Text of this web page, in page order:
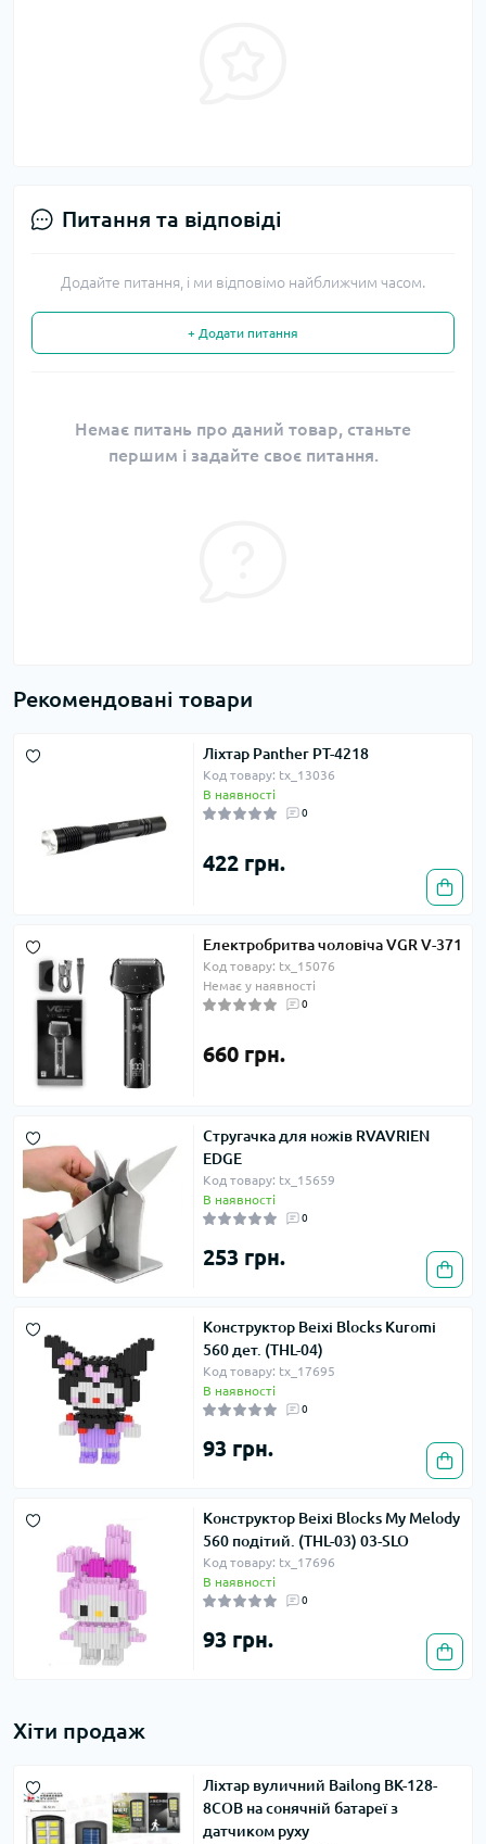
Питання та відповіді
Додайте питання, і ми відповімо найближчим часом.
+ Додати питання
Немає питань про даний товар, станьте
першим і задайте своє питання.
Рекомендовані товари
Ліхтар Panther PT-4218
Код товару: tx_13036
В наявності
0
422 грн.
Електробритва чоловіча VGR V-371
Код товару: tx_15076
Немає у наявності
0
660 грн.
Стругачка для ножів RVAVRIEN
EDGE
Код товару: tx_15659
В наявності
0
253 грн.
Конструктор Beixi Blocks Kuromi
560 дет. (THL-04)
Код товару: tx_17695
В наявності
0
93 грн.
Конструктор Beixi Blocks My Melody
560 подітий. (THL-03) 03-SLO
Код товару: tx_17696
В наявності
0
93 грн.
Хіти продаж
Ліхтар вуличний Bailong BK-128-
8COB на сонячній батареї з
датчиком руху